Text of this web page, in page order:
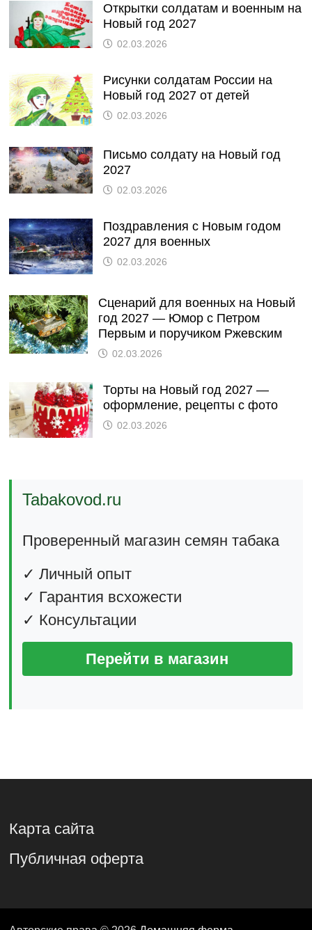
Открытки солдатам и военным на
Новый год 2027
02.03.2026
Рисунки солдатам России на
Новый год 2027 от детей
02.03.2026
Письмо солдату на Новый год
2027
02.03.2026
Поздравления с Новым годом
2027 для военных
02.03.2026
Сценарий для военных на Новый
год 2027 — Юмор с Петром
Первым и поручиком Ржевским
02.03.2026
Торты на Новый год 2027 —
оформление, рецепты с фото
02.03.2026
Tabakovod.ru
Проверенный магазин семян табака
✓ Личный опыт
✓ Гарантия всхожести
✓ Консультации
Перейти в магазин
Карта сайта
Публичная оферта